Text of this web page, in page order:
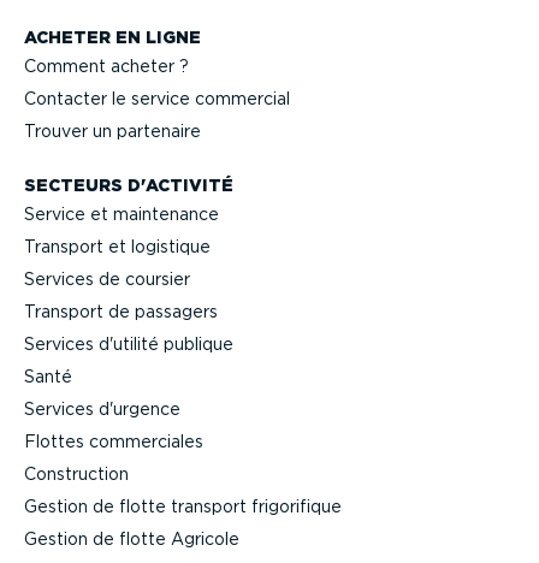
ACHETER EN LIGNE
Comment acheter ?
Contacter le service commercial
Trouver un partenaire
SECTEURS D'ACTIVITÉ
Service et maintenance
Transport et logistique
Services de coursier
Transport de passagers
Services d'utilité publique
Santé
Services d'urgence
Flottes commer­ciales
Construction
Gestion de flotte transport frigo­ri­fique
Gestion de flotte Agricole